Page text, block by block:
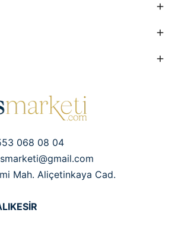
068 08 04
Mah. Aliçetinkaya Cad.